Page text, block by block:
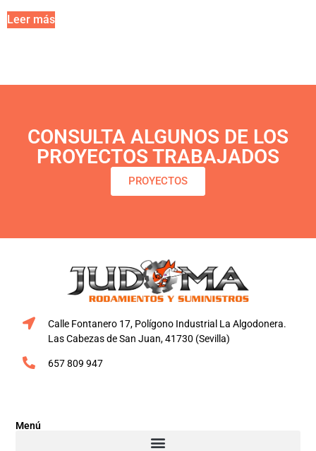
Leer más
CONSULTA ALGUNOS DE LOS
PROYECTOS TRABAJADOS
PROYECTOS
Calle Fontanero 17, Polígono Industrial La Algodonera.
Las Cabezas de San Juan, 41730 (Sevilla)
657 809 947
Menú